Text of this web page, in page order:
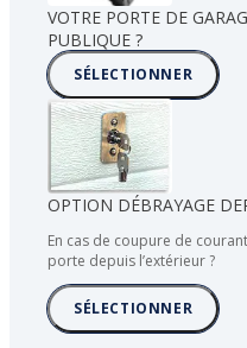
VOTRE PORTE DE
PUBLIQUE ?
SÉLECTIONNER
OPTION DÉBRAYAGE
En cas de coupure de
porte depuis l’extérieur ?
SÉLECTIONNER